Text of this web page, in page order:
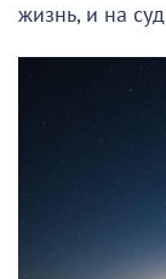
жизнь, и на